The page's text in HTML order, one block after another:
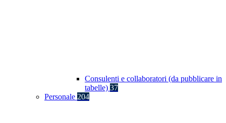
Consulenti e collaboratori (da pubblicare in
tabelle) 37
Personale 204